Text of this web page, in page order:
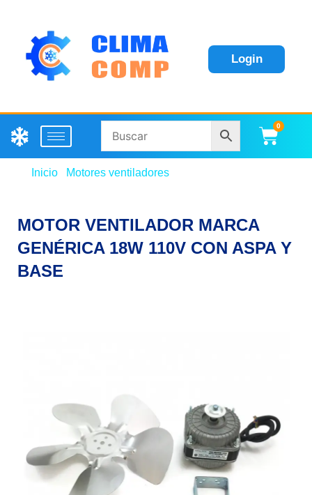
Login
0
Inicio Motores ventiladores
MOTOR VENTILADOR MARCA
GENÉRICA 18W 110V CON ASPA Y
BASE